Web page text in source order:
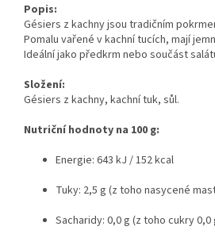
Popis:
Gésiers z kachny jsou tradičním
Pomalu vařené v kachní tucích, mají
Ideální jako předkrm nebo součást
Složení:
Gésiers z kachny, kachní tuk, sůl.
Nutriční hodnoty na 100 g:
Energie: 643 kJ / 152 kcal
Tuky: 2,5 g (z toho nasycené
Sacharidy: 0,0 g (z toho cukry 0,0